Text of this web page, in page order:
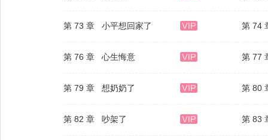
第 73 章 小平想回家了 第 74
第 76 章 心生悔意 第 77
第 79 章 想奶奶了 第 80
第 82 章 吵架了 第 83